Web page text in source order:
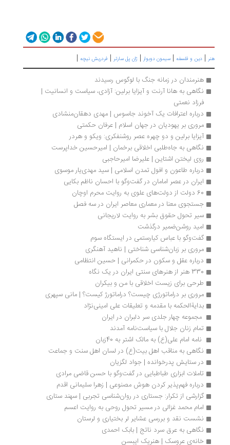
دین و فلسفه|سیمون دوبوار|ژان پل سارتر|فردریش نیچه|
هنرمندان در زمانه جنگ با لوگوس رسیدند
نگاهی به هانا آرنت و آیزایا برلین: آزادی، سیاست و انسانیت |
فرزاد نعمتی
درباره اعترافات یک آخوند جاسوس | مهدی دهقان‌منشادی
مروری بر یهودیان در جهان اسلام | عرفان حکمتی
آیزایا برلین و دو چهره عصر روشنفکری: ویکو و هردر
نگاهی به جاه‌طلبی اخلاقی برخمان | امیرحسین خداپرست
روی لیختن اشتاین | علیرضا امیرحاجبی
درباره طاعون و افول تمدن اسلامی | سید مهدی‌یار موسوی
ایران در عصر امامان در گفت‌وگو با احسان ناظم بکایی
جستجوی معنا در معماری معاصر ایران در سه فصل
سیر تحول حقوق بشر به روایت لاریجانی
امید روشن‌ضمیر درگذشت
گفت‌وگو با عباس کیارستمی در ایستگاه سوم
مروری بر زبان‌شناسی شناختی | ناهید آهنگری
درباره عقل و سکون در حکمرانی | حسین انتظامی
طرحی برای زیست اخلاقی با من و بیکران
مروری بر دراماتورژی چیست؟ دراماتورژ کیست؟ | مانی سپهری
بدایةالحکمه با مقدمه و تعلیقات علی امینی‌نژاد
مجموعه چهار جلدی سر دلبران در ایران
تمام زنان جلال با سیاست‌نامه آمدند
نامه امام علی(ع) به مالک اشتر به 40زبان
نگاهی به مناقب اهل بیت(ع) در لسان اهل سنت و جماعت
در ستایش پدرخوانده | جواد لگزیان
تاملات ابزاری طباطبایی در گفت‌وگو با حسن قاضی مرادی
درباره فهم‌پذیر کردن هوش مصنوعی | زهرا سلیمانی اقدم
گزارشی از تکرار: جستاری در روان‌شناسی تجربی | سهند ستاری
امام محمد غزالی در مسیر تحول روحی به روایت اعسم
نشست نقد و بررسی عشایر لر بختیاری و لرستان
نگاهی به عرق سرد ناتج | بابک احمدی
خانه‌ی عروسک | هنریک ایبسن